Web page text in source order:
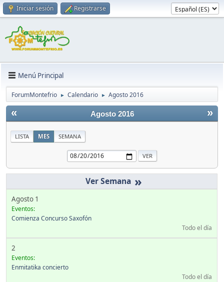
Iniciar sesión Registrarse
Menú Principal
ForumMontefrio ► Calendario ► Agosto 2016
« »
Agosto 2016
LISTA MES SEMANA
»
Agosto 1
Eventos:
Comienza Concurso Saxofón
Todo el día
2
Eventos:
Enmitatika concierto
Todo el día